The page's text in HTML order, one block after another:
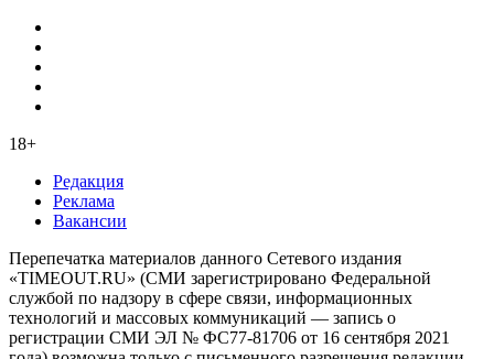
18+
Редакция
Реклама
Вакансии
Перепечатка материалов данного Сетевого издания
«TIMEOUT.RU» (СМИ зарегистрировано Федеральной
службой по надзору в сфере связи, информационных
технологий и массовых коммуникаций — запись о
регистрации СМИ ЭЛ № ФС77-81706 от 16 сентября 2021